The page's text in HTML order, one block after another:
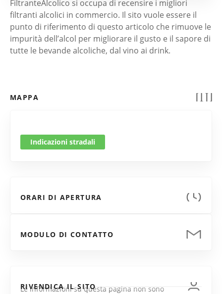
FiltranteAlcolico si occupa di recensire i migliori
filtranti alcolici in commercio. Il sito vuole essere il
punto di riferimento di questo articolo che rimuove le
impurità dell’alcol per migliorare il gusto e il sapore di
tutte le bevande alcoliche, dal vino ai drink.
MAPPA
Indicazioni stradali
ORARI DI APERTURA
MODULO DI CONTATTO
RIVENDICA IL SITO
Le informazioni su questa pagina non sono